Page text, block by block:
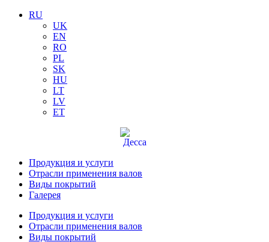
RU
UK
EN
RO
PL
SK
HU
LT
LV
ET
Продукция и услуги
Отрасли применения валов
Виды покрытий
Галерея
Продукция и услуги
Отрасли применения валов
Виды покрытий